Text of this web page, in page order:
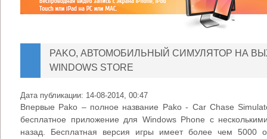
PAKO, АВТОМОБИЛЬНЫЙ СИМУЛЯТОР НА
WINDOWS STORE
Дата публикации: 14-08-2014, 00:47
Впервые Pako – полное название Pako - Car Chase
бесплатное приложение для Windows Phone с
назад. Бесплатная версия игры имеет более чем 5000